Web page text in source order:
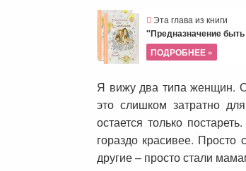
Эта глава из книги
"Предназначение
ПОДРОБНЕЕ »
Я вижу два типа женщин.
это слишком затратно
остается только
гораздо красивее. Просто
другие – просто стали